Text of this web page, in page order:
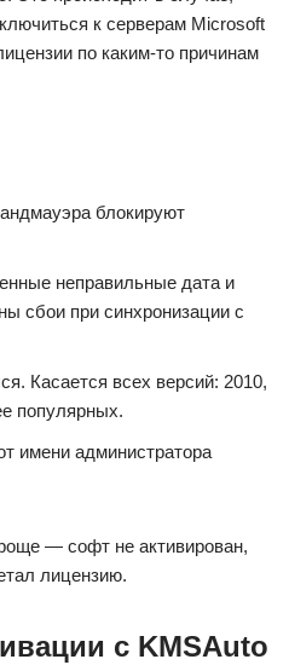
к серверам Microsoft
по каким-то причинам
блокируют
неправильные дата и
сбои при синхронизации с
Касается всех версий: 2010,
популярных.
имени администратора
— софт не активирован,
лицензию.
с KMSAuto